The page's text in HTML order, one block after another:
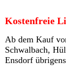
Kostenfreie
Ab dem Kauf
Schwalbach,
Ensdorf übrigens